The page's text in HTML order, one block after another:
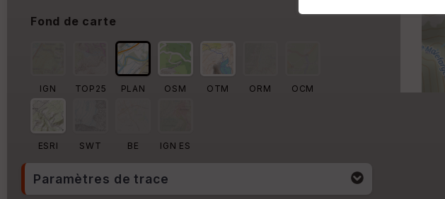
Fond de carte
IGN TOP25 PLAN OSM OTM ORM OCM
ESRI SWT BE IGN ES
Paramètres de trace